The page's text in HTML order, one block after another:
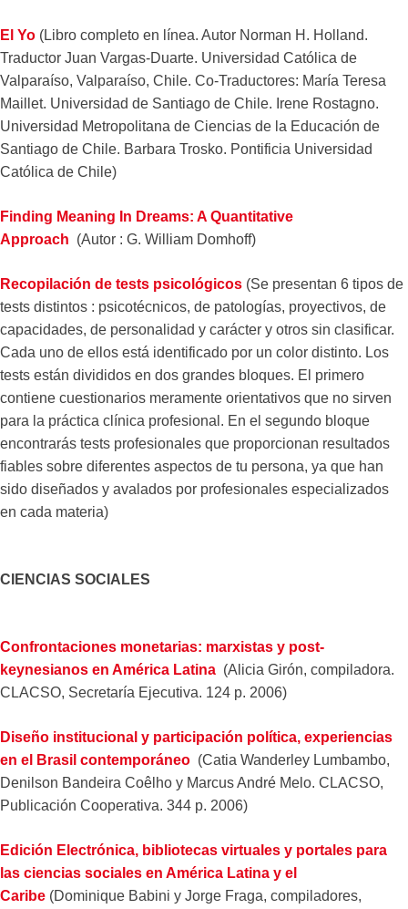
El Yo (Libro completo en línea. Autor Norman H. Holland.
Traductor Juan Vargas-Duarte. Universidad Católica de
Valparaíso, Valparaíso, Chile. Co-Traductores: María Teresa
Maillet. Universidad de Santiago de Chile. Irene Rostagno.
Universidad Metropolitana de Ciencias de la Educación de
Santiago de Chile. Barbara Trosko. Pontificia Universidad
Católica de Chile)
Finding Meaning In Dreams: A Quantitative
Approach (Autor : G. William Domhoff)
Recopilación de tests psicológicos (Se presentan 6 tipos de
tests distintos : psicotécnicos, de patologías, proyectivos, de
capacidades, de personalidad y carácter y otros sin clasificar.
Cada uno de ellos está identificado por un color distinto. Los
tests están divididos en dos grandes bloques. El primero
contiene cuestionarios meramente orientativos que no sirven
para la práctica clínica profesional. En el segundo bloque
encontrarás tests profesionales que proporcionan resultados
fiables sobre diferentes aspectos de tu persona, ya que han
sido diseñados y avalados por profesionales especializados
en cada materia)
CIENCIAS SOCIALES
Confrontaciones monetarias: marxistas y post-
keynesianos en América Latina (Alicia Girón, compiladora.
CLACSO, Secretaría Ejecutiva. 124 p. 2006)
Diseño institucional y participación política, experiencias
en el Brasil contemporáneo (Catia Wanderley Lumbambo,
Denilson Bandeira Coêlho y Marcus André Melo. CLACSO,
Publicación Cooperativa. 344 p. 2006)
Edición Electrónica, bibliotecas virtuales y portales para
las ciencias sociales en América Latina y el
Caribe (Dominique Babini y Jorge Fraga, compiladores,